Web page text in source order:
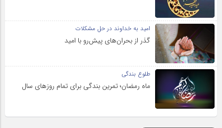
امید به خداوند در حل مشکلات
گذر از بحران‌های پیش‌رو با امید
طلوع بندگی
ماه رمضان؛ تمرین بندگی برای تمام روزهای سال